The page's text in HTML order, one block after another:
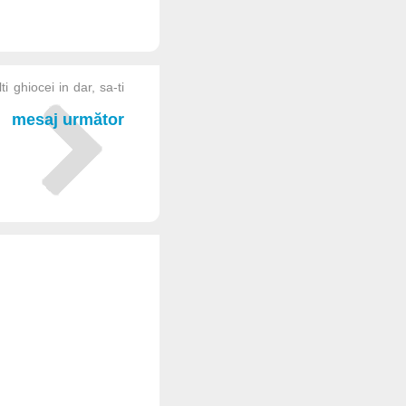
ghiocei in dar, sa-ti
mesaj următor